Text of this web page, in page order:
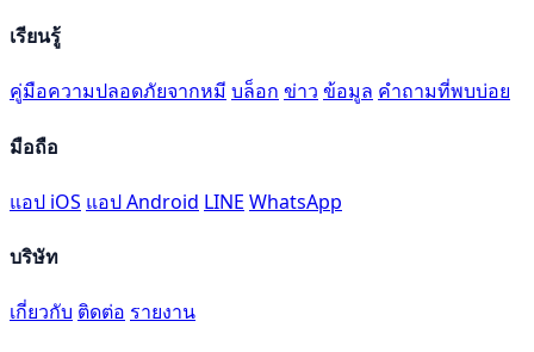
เรียนรู้
คู่มือความปลอดภัยจากหมี บล็อก ข่าว ข้อมูล คำถามที่พบบ่อย
มือถือ
แอป iOS แอป Android LINE WhatsApp
บริษัท
เกี่ยวกับ ติดต่อ รายงาน